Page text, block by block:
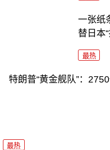
一张纸
替日本“
最热
特朗普“黄金舰队”：
最热